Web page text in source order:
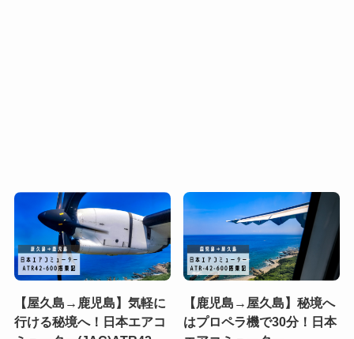
【屋久島→鹿児島】気軽に
行ける秘境へ！日本エアコ
【鹿児島→屋久島】秘境へ
はプロペラ機で30分！日本